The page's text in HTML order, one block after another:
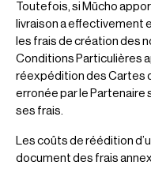
Toutefois, si Mūcho
livraison a effectivement
les frais de création des
Conditions Particulières
réexpédition des Cartes
erronée par le Partenaire
ses frais.
Les coûts de réédition
document des frais